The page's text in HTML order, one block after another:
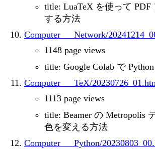
title: LuaTeX を使って
する方法
Computer___Network/
1148 page views
title: Google Colab で
Computer___TeX/
1113 page views
title: Beamer の Metropolis
色を変える方法
Computer___Python/